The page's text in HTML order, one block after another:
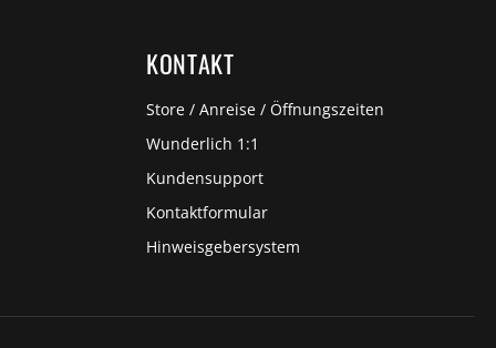
KONTAKT
Store / Anreise / Öffnungszeiten
Wunderlich 1:1
Kundensupport
Kontaktformular
Hinweisgebersystem